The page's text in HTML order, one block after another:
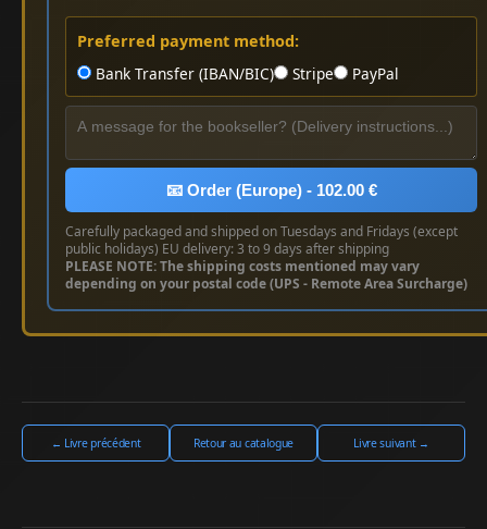
Preferred payment method:
Bank Transfer (IBAN/BIC)
Stripe PayPal
📧 Order (Europe) - 102.00 €
Carefully packaged and shipped on Tuesdays and Fridays (except
public holidays) EU delivery: 3 to 9 days after shipping
PLEASE NOTE: The shipping costs mentioned may vary
depending on your postal code (UPS - Remote Area Surcharge)
← Livre précédent Retour au catalogue Livre suivant →